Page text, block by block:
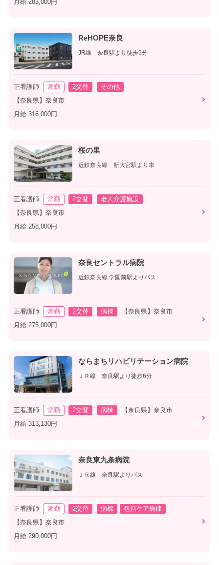
月給 283,000円
ReHOPE奈良
JR線 奈良駅より徒歩9分
正看護師 常勤 2交替
その他
【奈良県】奈良市
月給 316,000円
桜の里
近鉄奈良線 新大宮駅より車
正看護師 常勤 2交替
老人介護施設
【奈良県】奈良市
月給 258,000円
奈良セントラル病院
近鉄奈良線 学園前駅よりバス
正看護師 常勤 2交替 病棟
【奈良県】奈良市
月給 275,000円
ならまちリハビリテーション病院
ＪＲ線 奈良駅より徒歩6分
正看護師 常勤 2交替 病棟
【奈良県】奈良市
月給 313,130円
奈良東九条病院
ＪＲ線 奈良駅よりバス
正看護師 常勤 2交替 病棟
包括ケア病棟
【奈良県】奈良市
月給 290,000円